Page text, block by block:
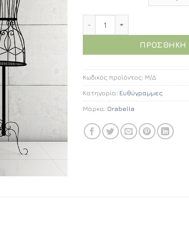
ΠΡΟΣΘΉΚΗ
Κωδικός προϊόντος: Μ/Δ
Κατηγορία: Ευθύγραμμες
Μάρκα: Orabella